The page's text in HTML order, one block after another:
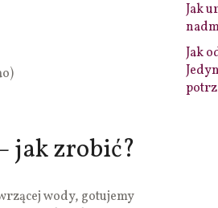
jak zrobić?
wody, gotujemy
Jak
Jak